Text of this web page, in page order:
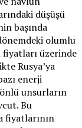
düşüşü
başında
olumlu
üzerinde
Rusya’ya
enerji
unsurların
Bu
fiyatlarının